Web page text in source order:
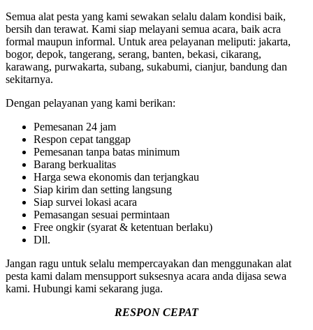
Semua alat pesta yang kami sewakan selalu dalam kondisi baik,
bersih dan terawat. Kami siap melayani semua acara, baik acra
formal maupun informal. Untuk area pelayanan meliputi: jakarta,
bogor, depok, tangerang, serang, banten, bekasi, cikarang,
karawang, purwakarta, subang, sukabumi, cianjur, bandung dan
sekitarnya.
Dengan pelayanan yang kami berikan:
Pemesanan 24 jam
Respon cepat tanggap
Pemesanan tanpa batas minimum
Barang berkualitas
Harga sewa ekonomis dan terjangkau
Siap kirim dan setting langsung
Siap survei lokasi acara
Pemasangan sesuai permintaan
Free ongkir (syarat & ketentuan berlaku)
Dll.
Jangan ragu untuk selalu mempercayakan dan menggunakan alat
pesta kami dalam mensupport suksesnya acara anda dijasa sewa
kami. Hubungi kami sekarang juga.
RESPON CEPAT